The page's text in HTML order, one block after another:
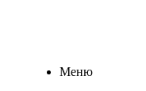
Меню